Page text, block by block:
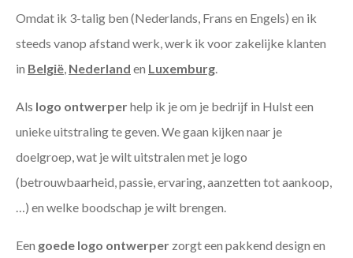
Omdat ik 3-talig ben (Nederlands, Frans en Engels) en ik
steeds vanop afstand werk, werk ik voor zakelijke klanten
in België, Nederland en Luxemburg.
Als logo ontwerperhelp ik je om je bedrijf in Hulst een
unieke uitstraling te geven. We gaan kijken naar je
doelgroep, wat je wilt uitstralen met je logo
(betrouwbaarheid, passie, ervaring, aanzetten tot aankoop,
…) en welke boodschap je wilt brengen.
Een goede logo ontwerper zorgt een pakkend design en